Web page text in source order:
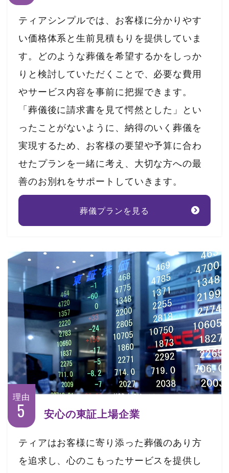
ティアシンプルでは、お客様に分かりやす
い価格体系と生前見積もりを提供していま
す。どのような葬儀を希望するかをしっか
りと検討していただくことで、必要な費用
やサービス内容を事前に把握できます。
「葬儀後に請求書を見て愕然とした」とい
ったことがないように、納得のいく葬儀を
実現するため、お客様の要望や予算に合わ
せたプランを一緒に考え、大切な方への最
善のお別れをサポートしていきます。
葬儀プランを見る
理由
5 安心の東証上場企業
ティアはお客様に寄り添った葬儀のあり方
を追求し、心のこもったサービスを提供し